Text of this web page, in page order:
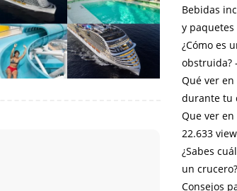
Bebidas
y paquetes
¿Cómo es
obstruida?
Qué ver
durante tu
Que ver en
22.633
¿Sabes
un crucero?
Consejos